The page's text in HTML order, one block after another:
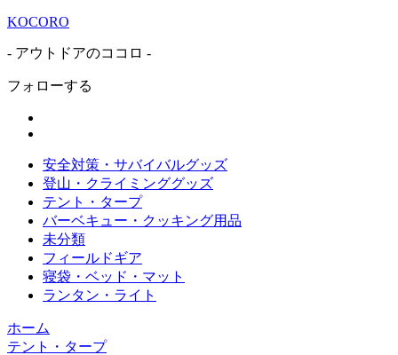
KOCORO
- アウトドアのココロ -
フォローする
安全対策・サバイバルグッズ
登山・クライミンググッズ
テント・タープ
バーベキュー・クッキング用品
未分類
フィールドギア
寝袋・ベッド・マット
ランタン・ライト
ホーム
テント・タープ